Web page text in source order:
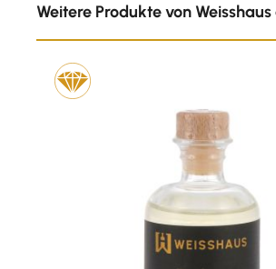
Weitere Produkte von